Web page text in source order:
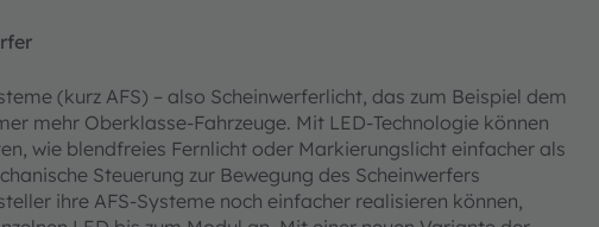
(kurz AFS) – also Scheinwerferlicht, das zum Beispiel dem
mehr Oberklasse-Fahrzeuge. Mit LED-Technologie können
wie blendfreies Fernlicht oder Markierungslicht einfacher als
Steuerung zur Bewegung des Scheinwerfers
ihre AFS-Systeme noch einfacher realisieren können,